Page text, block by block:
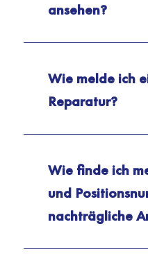
ansehen?
Wie melde ich
Reparatur?
Wie finde ich
und
nachträgliche